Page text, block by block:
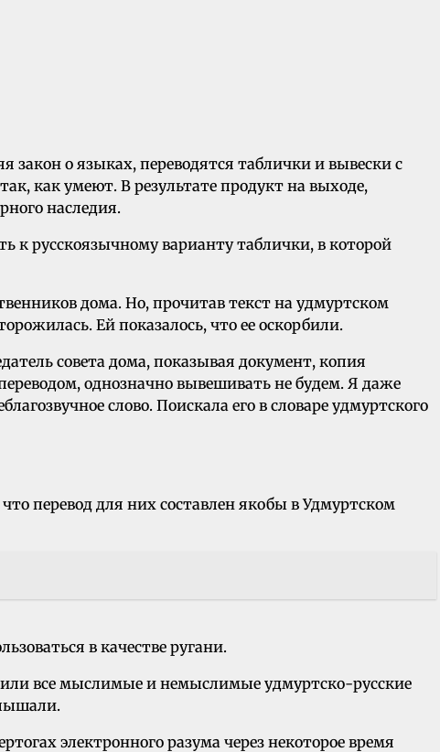
закон о языках, переводятся таблички и вывески с
как умеют. В результате продукт на выходе,
наследия.
к русскоязычному варианту таблички, в которой
дома. Но, прочитав текст на удмуртском
Ей показалось, что ее оскорбили.
совета дома, показывая документ, копия
однозначно вывешивать не будем. Я даже
слово. Поискала его в словаре удмуртского
перевод для них составлен якобы в Удмуртском
в качестве ругани.
все мыслимые и немыслимые удмуртско-русские
электронного разума через некоторое время